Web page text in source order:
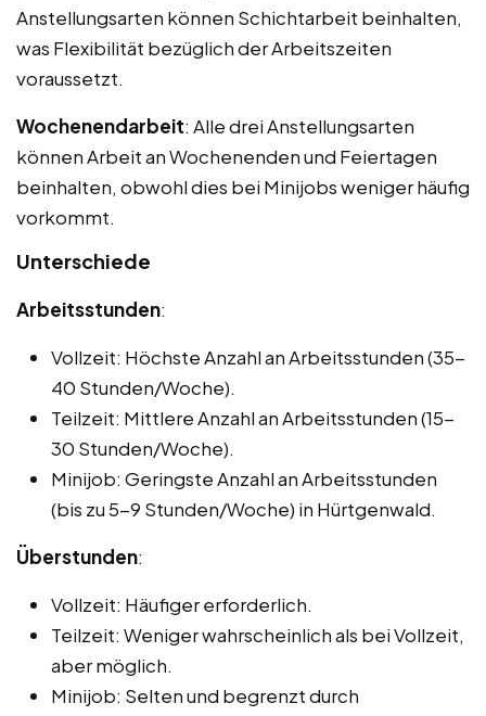
Anstellungsarten können Schichtarbeit beinhalten,
was Flexibilität bezüglich der Arbeitszeiten
voraussetzt.
Wochenendarbeit: Alle drei Anstellungsarten
können Arbeit an Wochenenden und Feiertagen
beinhalten, obwohl dies bei Minijobs weniger häufig
vorkommt.
Unterschiede
Arbeitsstunden:
Vollzeit: Höchste Anzahl an Arbeitsstunden (35-
40 Stunden/Woche).
Teilzeit: Mittlere Anzahl an Arbeitsstunden (15-
30 Stunden/Woche).
Minijob: Geringste Anzahl an Arbeitsstunden
(bis zu 5-9 Stunden/Woche) in Hürtgenwald.
Überstunden:
Vollzeit: Häufiger erforderlich.
Teilzeit: Weniger wahrscheinlich als bei Vollzeit,
aber möglich.
Minijob: Selten und begrenzt durch